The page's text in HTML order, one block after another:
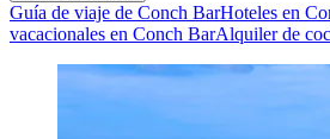
Guía de viaje de Conch BarHoteles en
vacacionales en Conch BarAlquiler de